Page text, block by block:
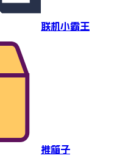
联机小霸王
推箱子